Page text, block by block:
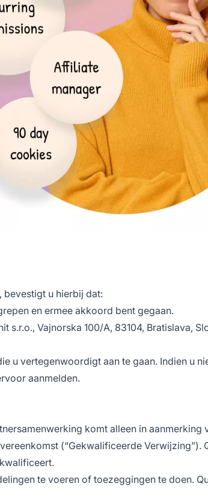
bevestigt u hierbij dat:
en ermee akkoord bent gegaan.
s.r.o., Vajnorska 100/A, 83104, Bratislava,
u vertegenwoordigt aan te gaan. Indien u
aanmelden.
komt alleen in aanmerking
(“Gekwalificeerde Verwijzing”).
te voeren of toezeggingen te doen.